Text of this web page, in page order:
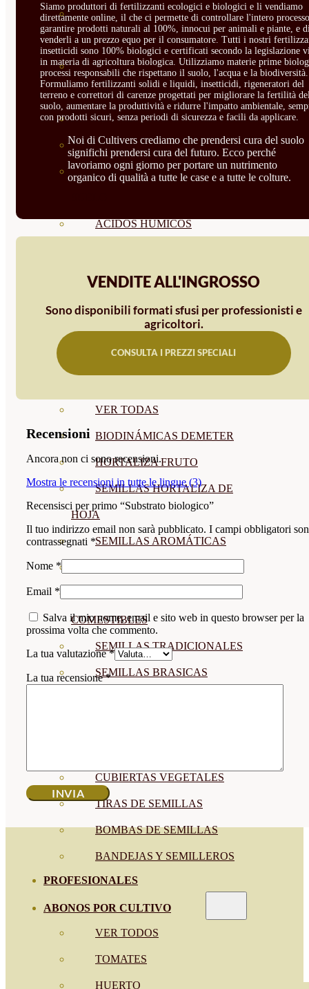
SUSTRATOS Y
DECORATIVAS
CORRECTORES DE
CARENCIAS
ENRAIZANTES
MADURACIÓN Y ENGORDE
REGENERADORES DEL
ÁCIDOS HÚMICOS
PROTECCIÓN CULTIVOS Y
PLANTAS INTERIOR
GROWPUNCH
VER TODAS
BIODINÁMICAS DEMETER
HORTALIZA FRUTO
SEMILLAS HORTALIZA DE
HOJA
SEMILLAS AROMÁTICAS
COMESTIBLES
SEMILLAS TRADICIONALES
SEMILLAS BRASICAS
CUBIERTAS VEGETALES
TIRAS DE SEMILLAS
BOMBAS DE SEMILLAS
BANDEJAS Y SEMILLEROS
PROFESIONALES
ABONOS POR CULTIVO
VER TODOS
TOMATES
HUERTO
Siamo produttori di fertilizzanti ecologici e biologici e li vendiamo
direttamente online, il che ci permette di controllare l'intero
garantire prodotti naturali al 100%, innocui per animali e piante, e
venderli a un prezzo equo per il consumatore. Tutti i nostri
insetticidi sono 100% biologici e certificati secondo la legislazione
in materia di agricoltura biologica. Utilizziamo materie prime
processi responsabili che rispettano il suolo, l'acqua e la biodiversità.
Formuliamo fertilizzanti solidi e liquidi, insetticidi, rigeneratori del
terreno e correttori di carenze progettati per migliorare la fertilità
suolo, aumentare la produttività e ridurre l'impatto ambientale,
con prodotti sicuri, senza periodi di sicurezza e facili da applicare.
Noi di Cultivers crediamo che prendersi cura del suolo
significhi prendersi cura del futuro. Ecco perché
lavoriamo ogni giorno per portare un nutrimento
organico di qualità a tutte le case e a tutte le colture.
VENDITE ALL'INGROSSO
Sono disponibili formati sfusi per professionisti e
agricoltori.
CONSULTA I PREZZI SPECIALI
Recensioni
Ancora non ci sono recensioni.
Mostra le recensioni in tutte le lingue (3)
Recensisci per primo “Substrato biologico”
Il tuo indirizzo email non sarà pubblicato. I campi obbligatori
contrassegnati *
Nome *
Email *
Salva il mio nome, email e sito web in questo browser per la
prossima volta che commento.
La tua valutazione*
La tua recensione*